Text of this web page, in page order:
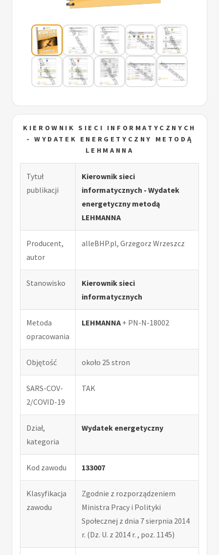
KIEROWNIK SIECI INFORMATYCZNYCH
- WYDATEK ENERGETYCZNY METODĄ
LEHMANNA
Tytuł
publikacji
Kierownik sieci
informatycznych - Wydatek
energetyczny metodą
LEHMANNA
Producent,
autor
alleBHP.pl, Grzegorz Wrzeszcz
Stanowisko
Kierownik sieci
informatycznych
Metoda
opracowania
LEHMANNA + PN-N-18002
Objętość około 25 stron
SARS-COV-
2/COVID-19
TAK
Dział,
kategoria
Wydatek energetyczny
Kod zawodu 133007
Klasyfikacja
zawodu
Zgodnie z rozporządzeniem
Ministra Pracy i Polityki
Społecznej z dnia 7 sierpnia 2014
r. (Dz. U. z 2014 r. , poz. 1145)